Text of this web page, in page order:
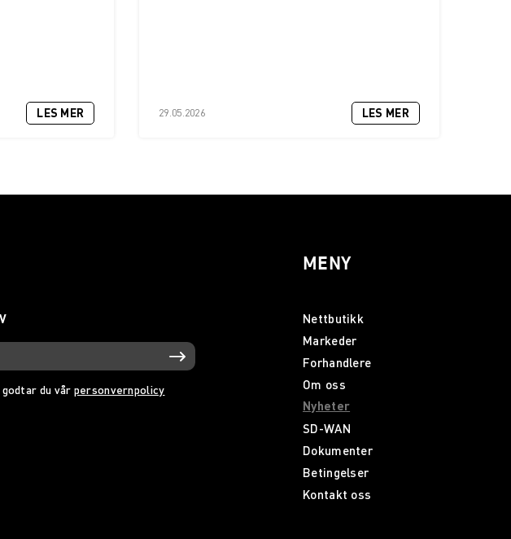
LES MER 29.05.2026 LES MER
du vår personvernpolicy
MENY
Nettbutikk
Markeder
Forhandlere
Om oss
Nyheter
SD-WAN
Dokumenter
Betingelser
Kontakt oss